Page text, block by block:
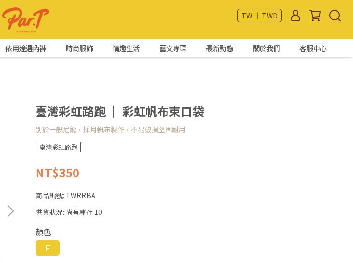
TW ｜ TWD
依用途選內褲 時尚服飾 情趣生活 藝文專區 最新動態 關於我們 客服中心
臺灣彩虹路跑 ｜ 彩虹帆布束口袋
別於一般尼龍，採用帆布製作，不易破損堅固耐用
臺灣彩虹路跑
NT$350
商品編號: TWRRBA
供貨狀況: 尚有庫存 10
顏色
Ｆ